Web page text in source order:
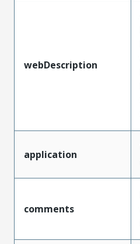
webDescription
application
comments